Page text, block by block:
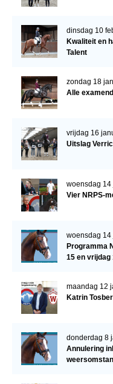
dinsdag 10
Kwaliteit en
Talent
zondag 18
Alle
vrijdag 16
Uitslag
woensdag 14
Vier NRPS-
woensdag 14
Programma
15 en vrijdag
maandag 12
Katrin
donderdag 8
Annulering